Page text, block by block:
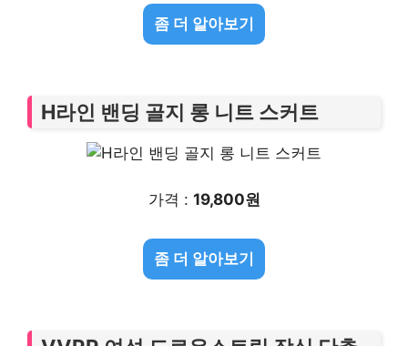
좀 더 알아보기
H라인 밴딩 골지 롱 니트 스커트
가격 : 19,800원
좀 더 알아보기